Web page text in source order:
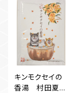
キンモクセイの
香湯 村田夏佳